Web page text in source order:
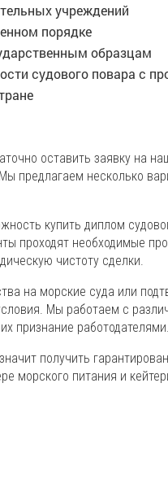
учреждений
порядке
образцам
судового повара с
оставить заявку на
предлагаем несколько
купить диплом
проходят необходимые
чистоту сделки.
на морские суда или
Мы работаем с
признание работодателями.
получить
морского питания и